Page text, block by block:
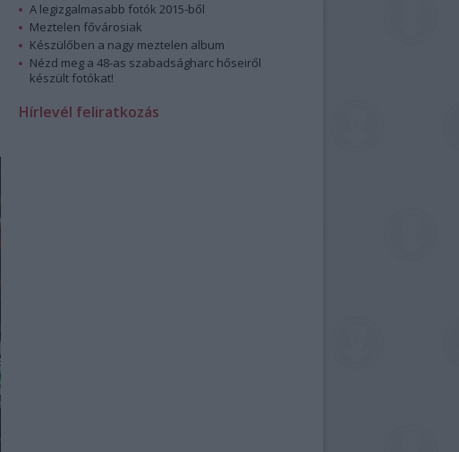
A legizgalmasabb fotók 2015-ből
Meztelen fővárosiak
Készülőben a nagy meztelen album
Nézd meg a 48-as szabadságharc hőseiről
készült fotókat!
Hírlevél feliratkozás